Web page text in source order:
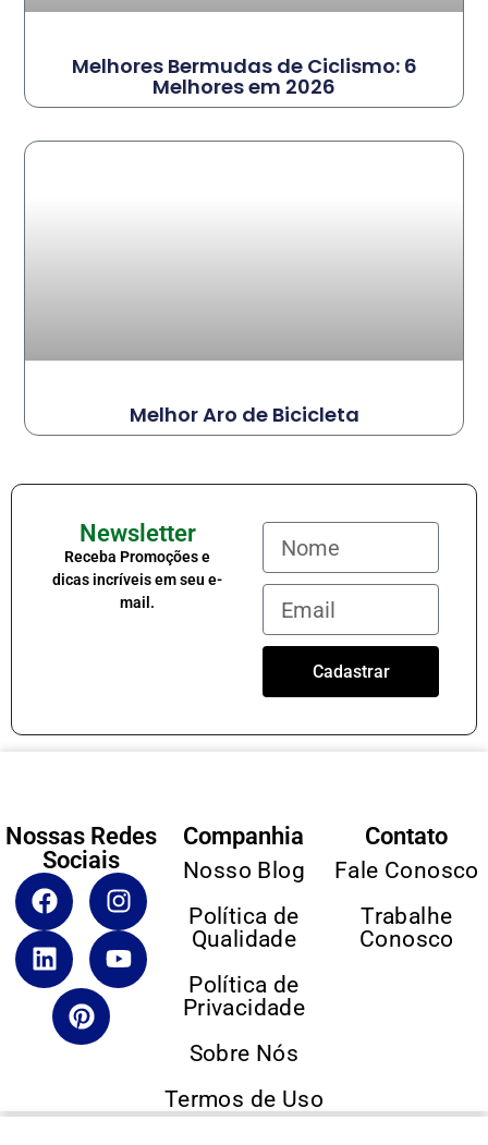
Melhores Bermudas de Ciclismo: 6
Melhores em 2026
Melhor Aro de Bicicleta
Newsletter
Receba Promoções e
dicas incríveis em seu e-
mail.
Cadastrar
Nossas Redes
Sociais
Companhia
Nosso Blog
Política de
Qualidade
Política de
Privacidade
Sobre Nós
Termos de Uso
Contato
Fale Conosco
Trabalhe
Conosco